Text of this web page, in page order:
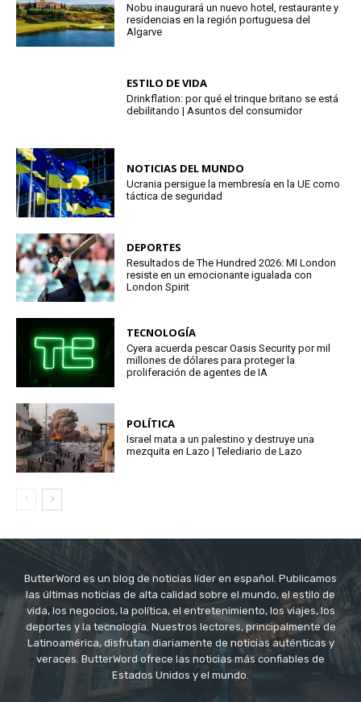
Nobu inaugurará un nuevo hotel, restaurante y
residencias en la región portuguesa del
Algarve
ESTILO DE VIDA
Drinkflation: por qué el trinque britano se está
debilitando | Asuntos del consumidor
NOTICIAS DEL MUNDO
Ucrania persigue la membresía en la UE como
táctica de seguridad
DEPORTES
Resultados de The Hundred 2026: MI London
resiste en un emocionante igualada con
London Spirit
TECNOLOGÍA
Cyera acuerda pescar Oasis Security por mil
millones de dólares para proteger la
proliferación de agentes de IA
POLÍTICA
Israel mata a un palestino y destruye una
mezquita en Lazo | Telediario de Lazo
ButterWord es un blog de noticias líder en español. Publicamos
las últimas noticias de alta calidad sobre el mundo, el estilo de
vida, los negocios, la política, el entretenimiento, los viajes, los
deportes y la tecnología. Nuestros lectores, principalmente de
Latinoamérica, disfrutan diariamente de noticias auténticas y
veraces. ButterWord ofrece las noticias más confiables de
Estados Unidos y el mundo.